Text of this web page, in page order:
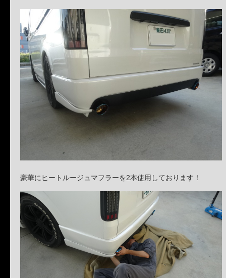
豪華にヒートルージュマフラーを2本使用しております！